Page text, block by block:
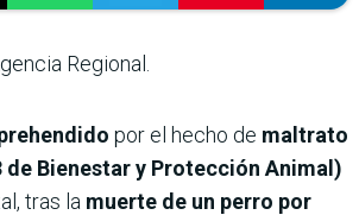
Regional.
por el hecho de maltrato
de Bienestar y Protección Animal)
tras la muerte de un perro por